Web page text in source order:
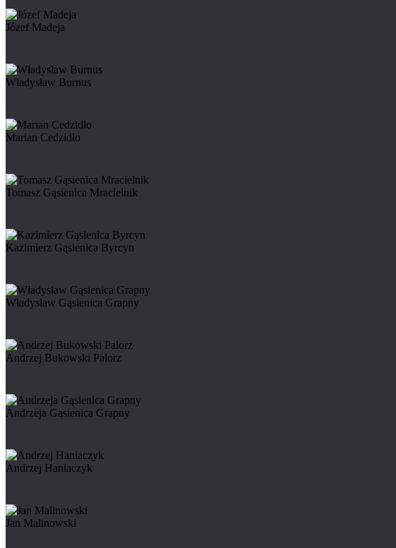
Józef Madeja
Władysław Burnus
Marian Cedzidło
Tomasz Gąsienica Mracielnik
Kazimierz Gąsienica Byrcyn
Władysław Gąsienica Grapny
Andrzej Bukowski Palorz
Andrzeja Gąsienica Grapny
Andrzej Haniaczyk
Jan Malinowski